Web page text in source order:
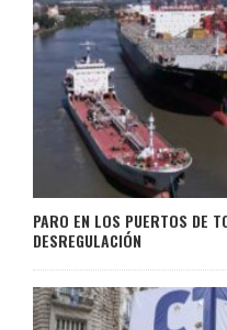
PARO EN LOS PUERTOS DE
DESREGULACIÓN